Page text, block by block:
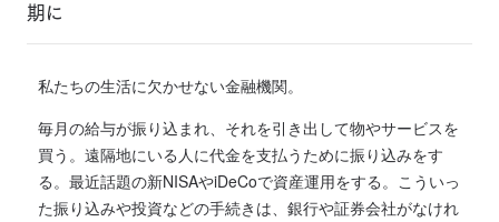
期に
私たちの生活に欠かせない金融機関。
毎月の給与が振り込まれ、それを引き出して物やサービスを
買う。遠隔地にいる人に代金を支払うために振り込みをす
る。最近話題の新NISAやiDeCoで資産運用をする。こういっ
た振り込みや投資などの手続きは、銀行や証券会社がなけれ